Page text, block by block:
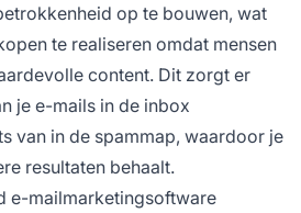
op te bouwen, wat
te realiseren omdat mensen
content. Dit zorgt er
je e-mails in de inbox
van in de spammap, waardoor je
resultaten behaalt.
e-mailmarketingsoftware